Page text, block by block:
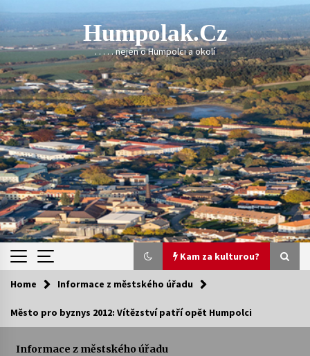
content
Humpolak.cz
. . . . . nejen o Humpolci a okolí
Kam za kulturou?
Kam za kulturou?
Sukuba Ensemble
Home Informace z městského úřadu
Město pro byznys 2012: Vítězství patří opět Humpolci
Informace z městského úřadu